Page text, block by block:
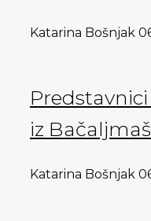
Katarina Bošnjak
iz
Katarina Bošnjak